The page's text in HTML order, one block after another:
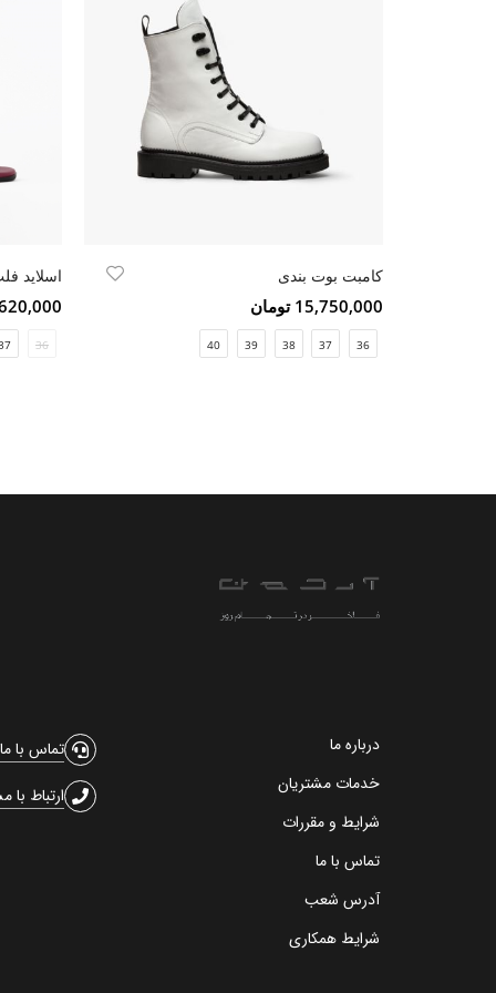
کامبت بوت بندی
15,750,000 تومان
36
37
38
39
40
اسلاید
4,620,000
36
درباره ما
خدمات مشتریان
شرایط و مقررات
تماس با ما
آدرس شعب
شرایط همکاری
تماس با ما
ارتباط با